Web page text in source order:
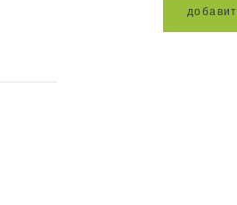
до бавит